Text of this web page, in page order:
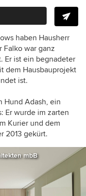
haben Hausherr
Falko war ganz
Er ist ein begnadeter
dem Hausbauprojekt
ist.
Hund Adash, ein
Er wurde im zarten
Kurier und dem
2013 gekürt.
mbB